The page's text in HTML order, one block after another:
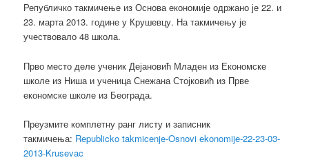
Републичко такмичење из Основа економије одржано је 22. и
23. марта 2013. године у Крушевцу. На такмичењу је
учествовало 48 школа.
Прво место деле ученик Дејановић Младен из Економске
школе из Ниша и ученица Снежана Стојковић из Прве
економске школе из Београда.
Преузмите комплетну ранг листу и записник
такмичења: Republicko takmicenje-Osnovi ekonomije-22-23-03-
2013-Krusevac